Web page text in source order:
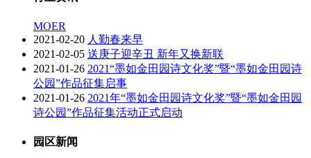
MOER
2021-02-20 人勤春来早
2021-02-05 送庚子迎辛丑 新年又换新联
2021-01-26 2021“墨如金田园诗文化奖”暨“墨如金田园诗
公园”作品征集启事
2021-01-26 2021年“墨如金田园诗文化奖”暨“墨如金田园
诗公园”作品征集活动正式启动
园区新闻